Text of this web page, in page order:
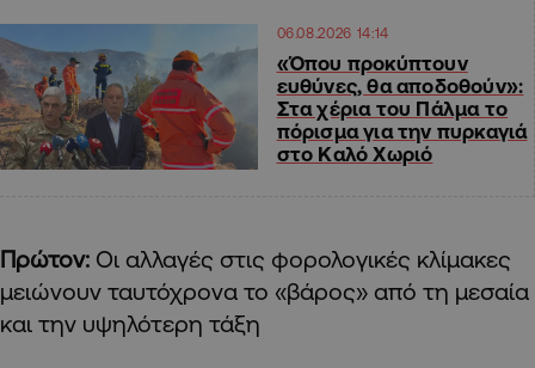
06.08.2026 14:14
«Όπου προκύπτουν
ευθύνες, θα αποδοθούν»:
Στα χέρια του Πάλμα το
πόρισμα για την πυρκαγιά
στο Καλό Χωριό
Πρώτον: Οι αλλαγές στις φορολογικές κλίμακες
μειώνουν ταυτόχρονα το «βάρος» από τη μεσαία
και την υψηλότερη τάξη